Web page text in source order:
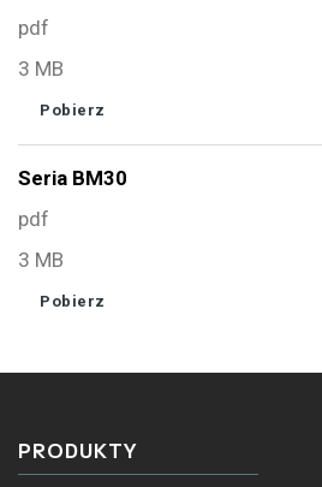
pdf
3 MB
Pobierz
Seria BM30
pdf
3 MB
Pobierz
PRODUKTY